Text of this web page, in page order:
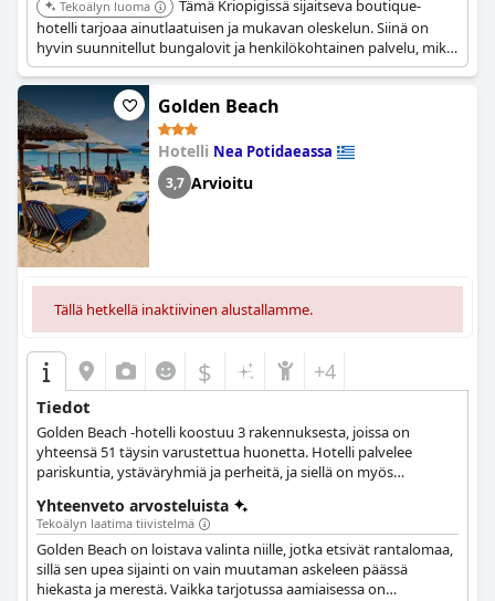
Tekoälyn luoma
Tämä Kriopigissä sijaitseva boutique-
hotelli tarjoaa ainutlaatuisen ja mukavan oleskelun. Siinä on
hyvin suunnitellut bungalovit ja henkilökohtainen palvelu, mikä
takaa ikimuistoisen kokemuksen vieraille.
Golden Beach
Hotelli Nea Potidaeassa
3,7 Arvioitu
Tällä hetkellä inaktiivinen alustallamme.
$ +4
Tiedot
Golden Beach -hotelli koostuu 3 rakennuksesta, joissa on
yhteensä 51 täysin varustettua huonetta. Hotelli palvelee
pariskuntia, ystäväryhmiä ja perheitä, ja siellä on myös
Yhteenveto arvosteluista
Tekoälyn laatima tiivistelmä
Golden Beach on loistava valinta niille, jotka etsivät rantalomaa,
sillä sen upea sijainti on vain muutaman askeleen päässä
hiekasta ja merestä. Vaikka tarjotussa aamiaisessa on